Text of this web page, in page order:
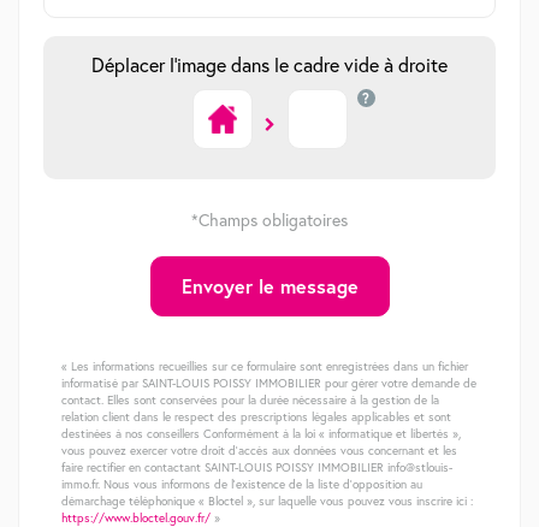
Déplacer l'image dans le cadre vide à droite
?
*Champs obligatoires
Envoyer le message
« Les informations recueillies sur ce formulaire sont enregistrées dans un fichier
informatisé par SAINT-LOUIS POISSY IMMOBILIER pour gérer votre demande de
contact. Elles sont conservées pour la durée nécessaire à la gestion de la
relation client dans le respect des prescriptions légales applicables et sont
destinées à nos conseillers Conformément à la loi « informatique et libertés »,
vous pouvez exercer votre droit d'accès aux données vous concernant et les
faire rectifier en contactant SAINT-LOUIS POISSY IMMOBILIER info@stlouis-
immo.fr. Nous vous informons de l'existence de la liste d'opposition au
démarchage téléphonique « Bloctel », sur laquelle vous pouvez vous inscrire ici :
https://www.bloctel.gouv.fr/ »